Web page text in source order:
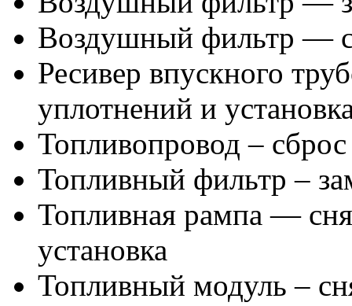
Воздушный фильтр —
Ресивер впускного
уплотнений и
Топливопровод – сброс
Топливный фильтр –
Топливная рампа —
установка
Топливный модуль –